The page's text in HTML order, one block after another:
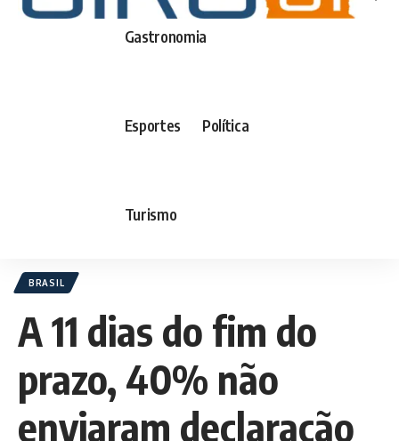
Gastronomia
Esportes Política
Turismo
BRASIL
A 11 dias do fim do
prazo, 40% não
enviaram declaração